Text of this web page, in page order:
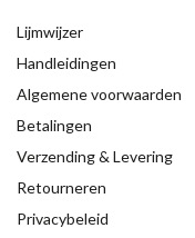
Lijmwijzer
Handleidingen
Algemene voorwaarden
Betalingen
Verzending & Levering
Retourneren
Privacybeleid